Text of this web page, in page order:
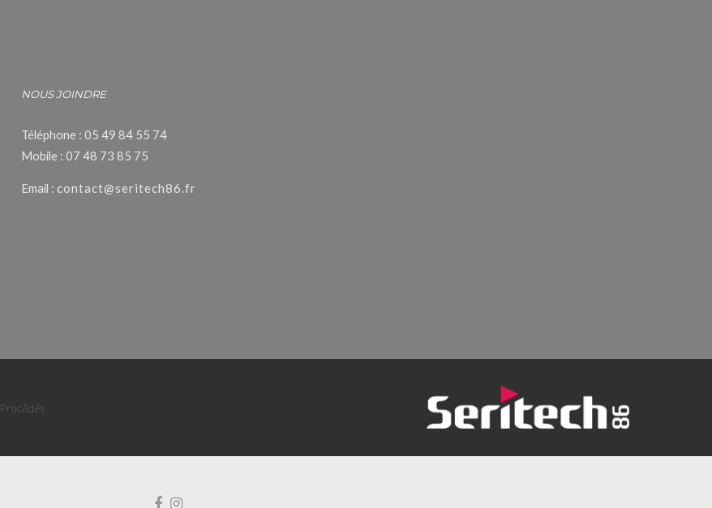
NOUS JOINDRE
Téléphone : 05 49 84 55 74
Mobile : 07 48 73 85 75
Email : contact@seritech86.fr
Procédés